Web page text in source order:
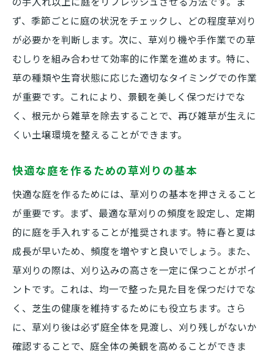
ず、季節ごとに庭の状況をチェックし、どの程度草刈り
が必要かを判断します。次に、草刈り機や手作業での草
むしりを組み合わせて効率的に作業を進めます。特に、
草の種類や生育状態に応じた適切なタイミングでの作業
が重要です。これにより、景観を美しく保つだけでな
く、根元から雑草を除去することで、再び雑草が生えに
くい土壌環境を整えることができます。
快適な庭を作るための草刈りの基本
快適な庭を作るためには、草刈りの基本を押さえること
が重要です。まず、最適な草刈りの頻度を設定し、定期
的に庭を手入れすることが推奨されます。特に春と夏は
成長が早いため、頻度を増やすと良いでしょう。また、
草刈りの際は、刈り込みの高さを一定に保つことがポイ
ントです。これは、均一で整った見た目を保つだけでな
く、芝生の健康を維持するためにも役立ちます。さら
に、草刈り後は必ず庭全体を見渡し、刈り残しがないか
確認することで、庭全体の美観を高めることができま